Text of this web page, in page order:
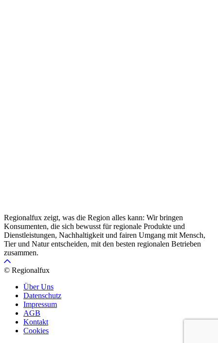
Regionalfux zeigt, was die Region alles kann: Wir bringen
Konsumenten, die sich bewusst für regionale Produkte und
Dienstleistungen, Nachhaltigkeit und fairen Umgang mit Mensch,
Tier und Natur entscheiden, mit den besten regionalen Betrieben
zusammen.
© Regionalfux
Über Uns
Datenschutz
Impressum
AGB
Kontakt
Cookies